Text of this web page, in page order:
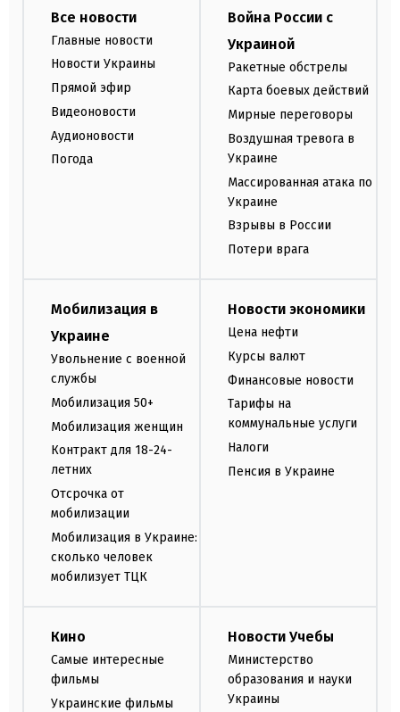
Все новости
Главные новости
Новости Украины
Прямой эфир
Видеоновости
Аудионовости
Погода
Война России с
Украиной
Ракетные обстрелы
Карта боевых действий
Мирные переговоры
Воздушная тревога в
Украине
Массированная атака по
Украине
Взрывы в России
Потери врага
Мобилизация в
Украине
Увольнение с военной
службы
Мобилизация 50+
Мобилизация женщин
Контракт для 18-24-
летних
Отсрочка от
мобилизации
Мобилизация в Украине:
сколько человек
мобилизует ТЦК
Новости экономики
Цена нефти
Курсы валют
Финансовые новости
Тарифы на
коммунальные услуги
Налоги
Пенсия в Украине
Кино
Самые интересные
фильмы
Украинские фильмы
Новости Учебы
Министерство
образования и науки
Украины